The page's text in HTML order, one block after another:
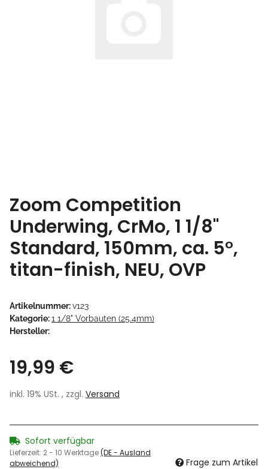
Zoom Competition
Underwing, CrMo, 1 1/8"
Standard, 150mm, ca. 5°,
titan-finish, NEU, OVP
Artikelnummer:v123
Kategorie:1 1/8" Vorbauten (25.4mm)
Hersteller:
19,99 €
inkl. 19% USt. , zzgl. Versand
Sofort verfügbar
Lieferzeit: 2 - 10 Werktage(DE - Ausland
abweichend)
Frage zum Artikel